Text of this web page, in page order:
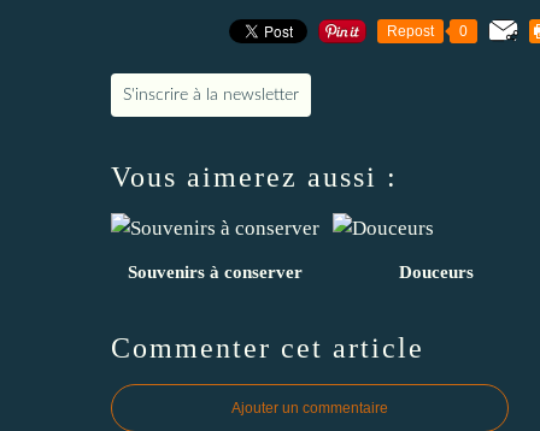
Repost 0
S'inscrire à la newsletter
Vous aimerez aussi :
Souvenirs à conserver Douceurs
Commenter cet article
Ajouter un commentaire